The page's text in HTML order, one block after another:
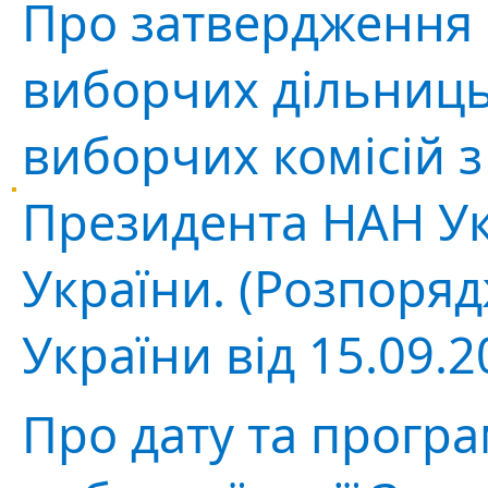
Про
виборчих
виборчих комісій
Президента НАН
України.
України від
Про дату та